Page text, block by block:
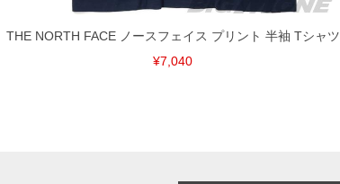
THE NORTH FACE ノースフェイス プリント 半袖 Tシャツ
¥7,040